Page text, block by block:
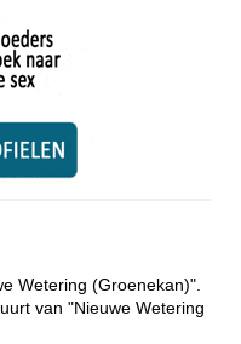
Wetering (Groenekan)".
van "Nieuwe Wetering